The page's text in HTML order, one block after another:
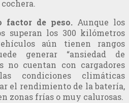
factor de peso. Aunque los
superan los 300 kilómetros
aún tienen rangos
generar “ansiedad de
no cuentan con cargadores
condiciones climáticas
el rendimiento de la batería,
zonas frías o muy calurosas.